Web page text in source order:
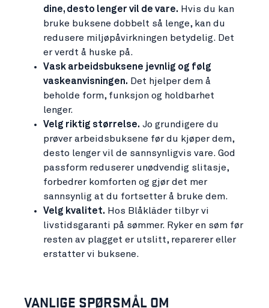
dine, desto lenger vil de vare. Hvis du kan
bruke buksene dobbelt så lenge, kan du
redusere miljøpåvirkningen betydelig. Det
er verdt å huske på.
Vask arbeidsbuksene jevnlig og følg
vaskeanvisningen. Det hjelper dem å
beholde form, funksjon og holdbarhet
lenger.
Velg riktig størrelse. Jo grundigere du
prøver arbeidsbuksene før du kjøper dem,
desto lenger vil de sannsynligvis vare. God
passform reduserer unødvendig slitasje,
forbedrer komforten og gjør det mer
sannsynlig at du fortsetter å bruke dem.
Velg kvalitet. Hos Blåkläder tilbyr vi
livstidsgaranti på sømmer. Ryker en søm før
resten av plagget er utslitt, reparerer eller
erstatter vi buksene.
VANLIGE SPØRSMÅL OM